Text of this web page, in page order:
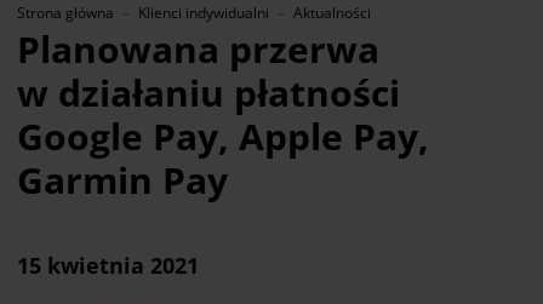
Strona główna Klienci indywidualni Aktualności
Planowana przerwa
w działaniu płatności
Google Pay, Apple Pay,
Garmin Pay
15 kwietnia 2021